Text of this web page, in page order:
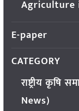
Agriculture
E-paper
CATEGORY
राष्ट्रीय
News)